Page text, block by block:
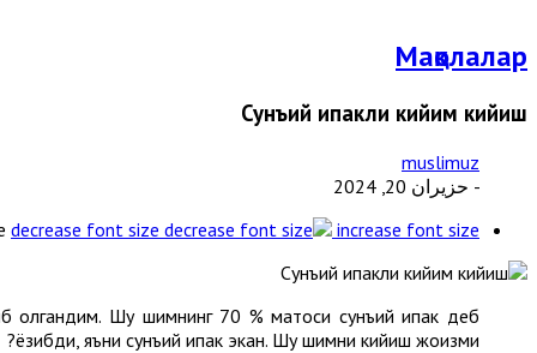
Мақолалар
Сунъий ипакли кийим кийиш
muslimuz
- حزيران 20, 2024
decrease font size increase font size
олгандим. Шу шимнинг 70 % матоси сунъий ипак деб
ёзибди, яъни сунъий ипак экан. Шу шимни кийиш жоизми?